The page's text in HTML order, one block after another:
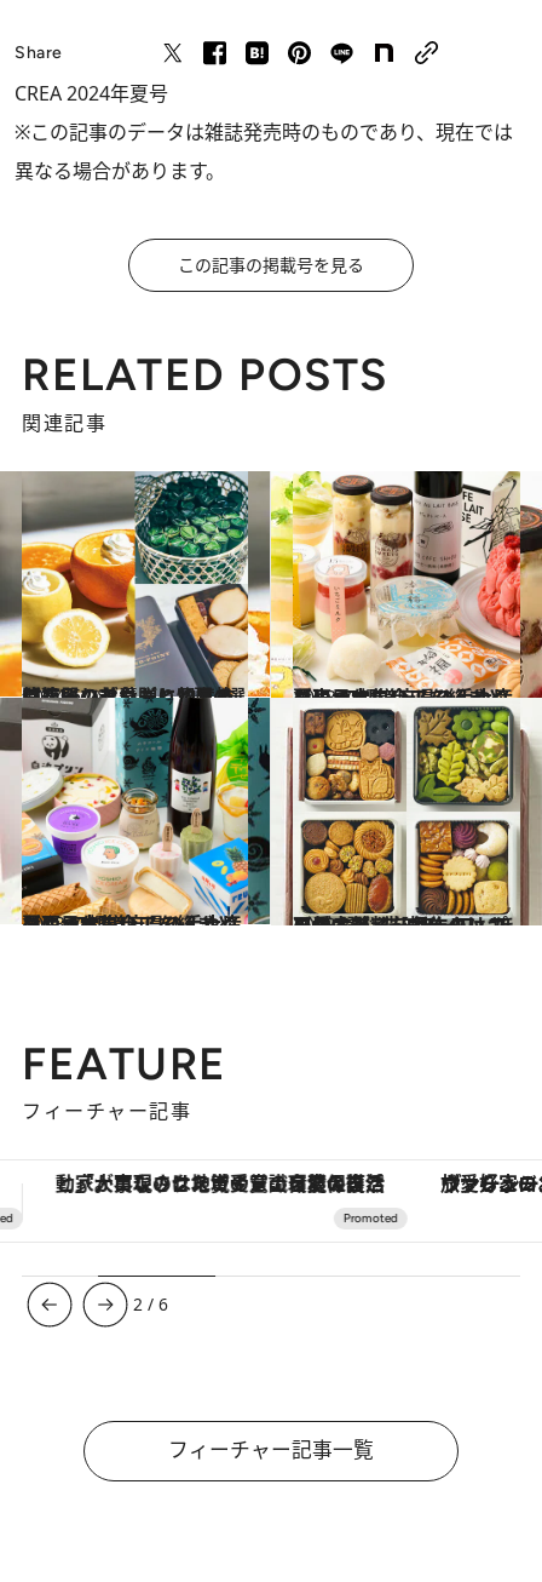
Share
CREA 2024年夏号
※この記事のデータは雑誌発売時のものであり、現在では
異なる場合があります。
この記事の掲載号を見る
RELATED POSTS
関連記事
2024.6.28
フルーツを丸ごとくり抜いた器のゼリーに興奮！ 竹筒入り羊羹も…〈夏の間違いのない贈り物〉4選
グルメ 2023.7.14
【東日本エリアを総まとめ】 47都道府県の手土産 夏にうれしい！ ひんやりおやつ大集合
グルメ
2023.7.23
【西日本エリアを総まとめ】 47都道府県の手土産 夏にうれしい！ ひんやりおやつ大集合
グルメ 2023.12.17
可愛すぎる【名作クッキー缶9選】猫モチーフ、ほろほろスノーボール… プロが太鼓判を押すのはコレ
グルメ
FEATURE
フィーチャー記事
ヴァシュロン・コンスタンタン「オーヴァーシーズ・オートマティック」。旅愛好家のお気に入りコレクションから、ジェンダーレスな新作が登場
3 /6
フィーチャー記事一覧